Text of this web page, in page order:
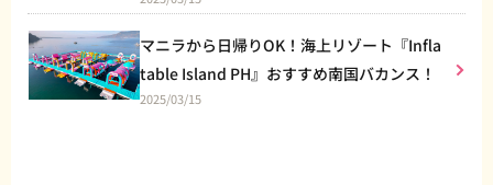
マニラから日帰りOK！海上リゾート『Infla
table Island PH』おすすめ南国バカンス！
2025/03/15